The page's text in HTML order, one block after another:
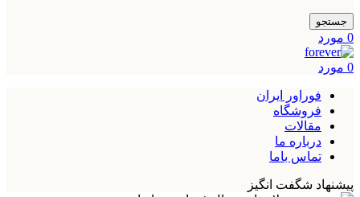
جستجو
0 مورد
0 مورد
فوراور ایران
فروشگاه
مقالات
درباره ما
تماس باما
پیشنهاد شگفت انگیز